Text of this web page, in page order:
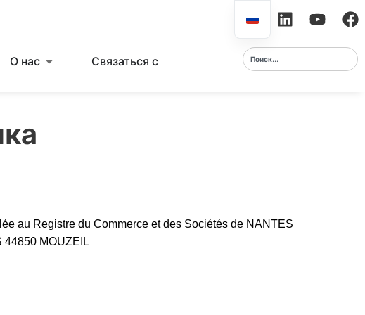
О нас Связаться с
au Registre du Commerce et des Sociétés de NANTES
44850 MOUZEIL